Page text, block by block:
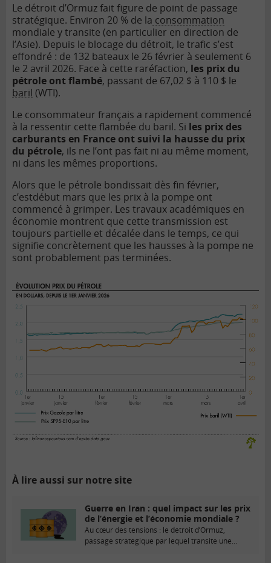
Le détroit d’Ormuz fait figure de point de passage
stratégique. Environ 20 % de la consommation
mondiale y transite (en particulier en direction de
l’Asie). Depuis le blocage du détroit, le trafic s’est
effondré : de 132 bateaux le 26 février à seulement 6
le 2 avril 2026. Face à cette raréfaction, les prix du
pétrole ont flambé, passant de 67,02 $ à 110 $ le
baril (WTI).
Le consommateur français a rapidement commencé
à la ressentir cette flambée du baril. Si les prix des
carburants en France ont suivi la hausse du prix
du pétrole, ils ne l’ont pas fait ni au même moment,
ni dans les mêmes proportions.
Alors que le pétrole bondissait dès fin février,
c’estdébut mars que les prix à la pompe ont
commencé à grimper. Les travaux académiques en
économie montrent que cette transmission est
toujours partielle et décalée dans le temps, ce qui
signifie concrètement que les hausses à la pompe ne
sont probablement pas terminées.
À lire aussi sur notre site
Guerre en Iran : quel impact sur les prix
de l’énergie et l’économie mondiale ?
Au cœur des tensions : le détroit d’Ormuz,
passage stratégique par lequel transite une